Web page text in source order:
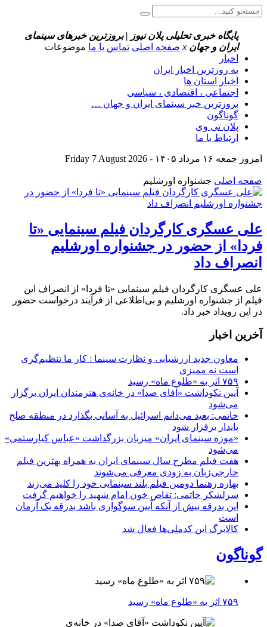
پایگاه خبری تحلیلی پلان نیوز | بروزترین خبرهای سینمای
ایران و جهان x صفحه اصلی تماس با ما موضوعات
اخبار
به روزترین اخبار ایران
اخبار استان ها
اجتماعی ، اقتصادی ، سیاسی
بروزترین خبر سینمای ایران و جهان …
گوناگون
پلان تی وی
ارتباط با ما
امروز جمعه ۱۶ مرداد ۱۴۰۵ - Friday 7 August 2026
صفحه اصلی جشنواره اورشلیم
علی عسگری کارگردان فیلم سینمایی «تا
فردا» از حضور در جشنواره اورشلیم
انصراف داد
علی عسگری کارگردان فیلم سینمایی «تا فردا» از انصراف این
فیلم از جشنواره اورشلیم و بی‌اطلاعی از فرآیند درخواست حضور
در این رویداد خبر داد.
آخرین اخبار
معاون جدید ارزشیابی و نظارت سینما : کار ما تنظیم‌گری
است نه ممیزی
۷۵۹ اثر به «طلوع ماه» رسید
آیین نکوداشت «آقای صدا» در خانه‌ی هنرمندان ایران برگزار
می‌شود
خاتمی: بعید می‌دانم اسرائیل به آسانی بگذارد در منطقه صلح
پایدار برقرار شود
«موزه سینمای ایران» میزبان بزرگداشت «عباس کیارستمی»
می‌شود
هفت فیلم مطرح سال سینمای ایران به همراه بهترین فیلم
خارجی‌زبان به زودی معرفی می‌شوند
بهاره رهنما دومین فیلم بلند سینمایی خود را کلید می‌زند
سرلشکر حاتمی: تقاص خون امام شهید را خواهیم گرفت
این بدرقه بیش از آنکه آیین سوگواری باشد بدرقه یک آرمان
است
کالابرگ این کدملی‌ها فعال شد
گوناگون
۷۵۹ اثر به «طلوع ماه» رسید